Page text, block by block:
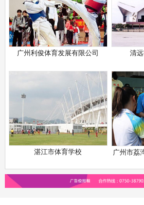
广州利俊体育发展有限公司 清
湛江市体育学校 广州市荔